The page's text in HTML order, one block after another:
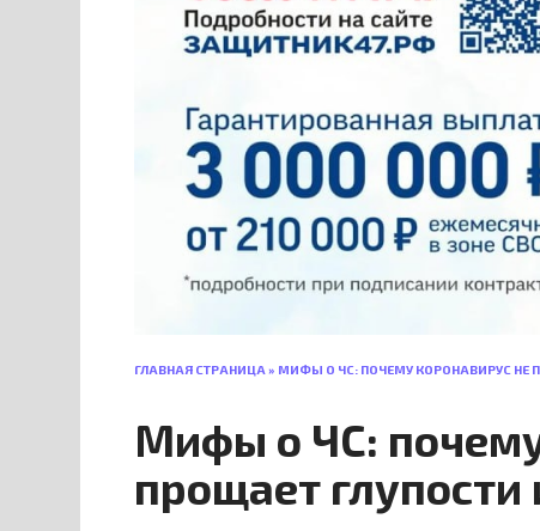
ГЛАВНАЯ СТРАНИЦА» МИФЫ О ЧС: ПОЧЕМУ КОРОНАВИРУС НЕ
Мифы о ЧС:
прощает